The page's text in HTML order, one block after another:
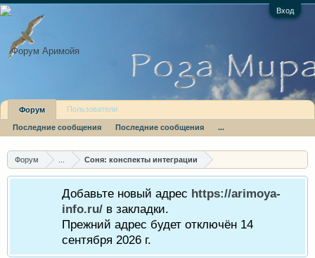
Вход
Форум Соня: конспекты интеграции
Добавьте новый адрес https://arimoya-
info.ru/ в закладки.
Прежний адрес будет отключён 14
сентября 2026 г.
Форум
Последние сообщения Последние сообщения ...
Пользователи